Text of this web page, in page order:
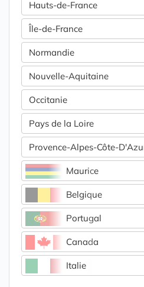
Hauts-de-France
Île-de-France
Normandie
Nouvelle-Aquitaine
Occitanie
Pays de la Loire
Provence-Alpes-Côte-
Maurice
Belgique
Portugal
Canada
Italie